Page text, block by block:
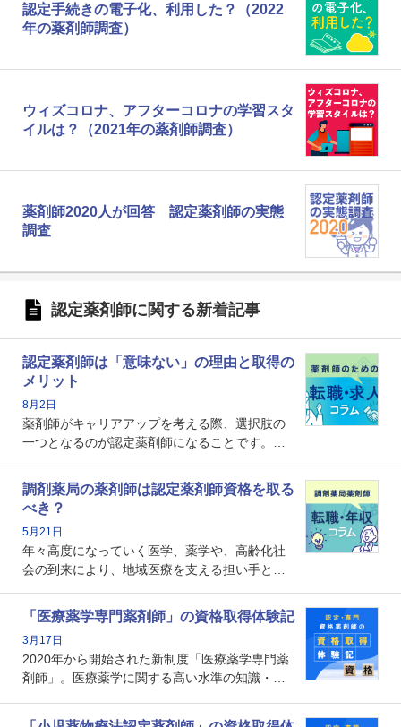
認定手続きの電子化、利用した？（2022
年の薬剤師調査）
ウィズコロナ、アフターコロナの学習スタ
イルは？（2021年の薬剤師調査）
薬剤師2020人が回答 認定薬剤師の実態
調査
認定薬剤師に関する新着記事
認定薬剤師は「意味ない」の理由と取得の
メリット
8月2日
薬剤師がキャリアアップを考える際、選択肢の
一つとなるのが認定薬剤師になることです。し
という声を聞いたことがあるかもしれません。
本記事では、認定薬剤師が「意味ない」といわ
れる理由や、取得するメリット、年収・キャリ
アへの影響を解説します。
調剤薬局の薬剤師は認定薬剤師資格を取る
べき？
5月21日
年々高度になっていく医学、薬学や、高齢化社
会の到来により、地域医療を支える担い手とし
で、重要度が増しているのが認定薬剤師という
資格です。認定薬剤師とはいったいどんな資格
なのでしょうか。それを取得するとどのような
メリットがあるのでしょうか。
「医療薬学専門薬剤師」の資格取得体験記
3月17日
2020年から開始された新制度「医療薬学専門薬
剤師」。医療薬学に関する高い水準の知識・技
剤師としての専門性を示す客観的な根拠の一つ